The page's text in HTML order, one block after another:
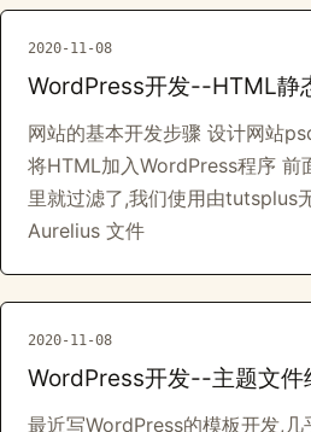
2020-11-08
WordPress开发--HTML静
网站的基本开发步骤 设计网站
将HTML加入WordPress程序 前
里就过滤了,我们使用由tutsplus
Aurelius 文件
2020-11-08
WordPress开发--主题文件
最近写WordPress的模板开发,几